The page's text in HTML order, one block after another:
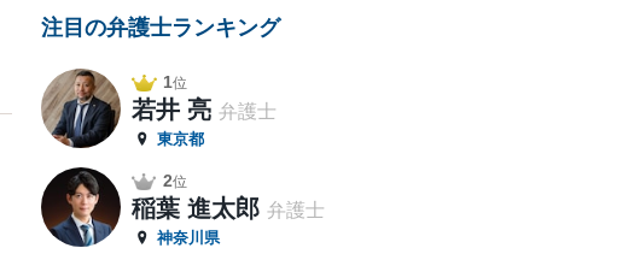
注目の弁護士ランキング
1位
若井 亮 弁護士
東京都
2位
稲葉 進太郎 弁護士
神奈川県